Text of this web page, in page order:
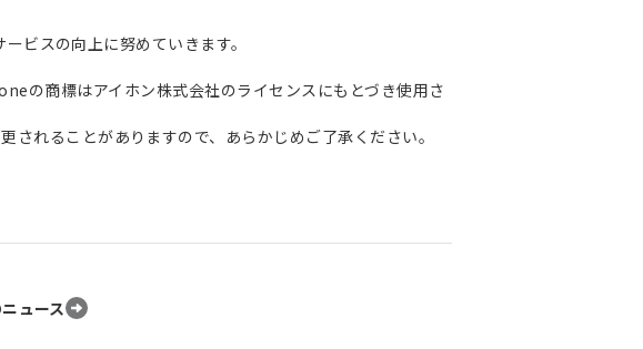
ビスの向上に努めていきます。
の商標はアイホン株式会社のライセンスにもとづき使用さ
れることがありますので、あらかじめご了承ください。
ュース